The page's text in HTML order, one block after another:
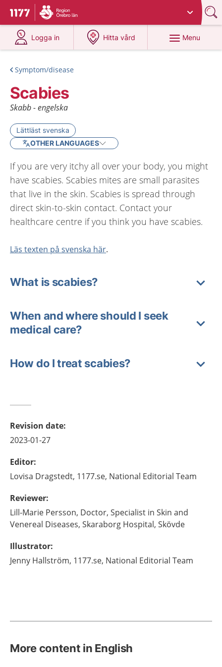
To start page for 1177
Du har valt region
Logga in
at 1177.se
Hitta vård
at 1177.se
Menu
Symptom/disease
Scabies
Skabb - engelska
Lättläst svenska
OTHER LANGUAGES
If you are very itchy all over your body, you might
have scabies. Scabies mites are small parasites
that live in the skin. Scabies is spread through
direct skin-to-skin contact. Contact your
healthcare centre if you think you have scabies.
Läs texten på svenska här.
What is scabies?
When and where should I seek
medical care?
How do I treat scabies?
Revision date:
2023-01-27
Editor:
Lovisa Dragstedt, 1177.se, National Editorial Team
Reviewer:
Lill-Marie Persson, Doctor, Specialist in Skin and
Venereal Diseases, Skaraborg Hospital, Skövde
Illustrator:
Jenny Hallström, 1177.se, National Editorial Team
More content in English